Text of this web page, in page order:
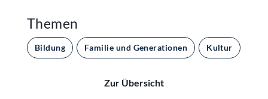
Themen
Bildung Familie und Generationen Kultur
Zur Übersicht